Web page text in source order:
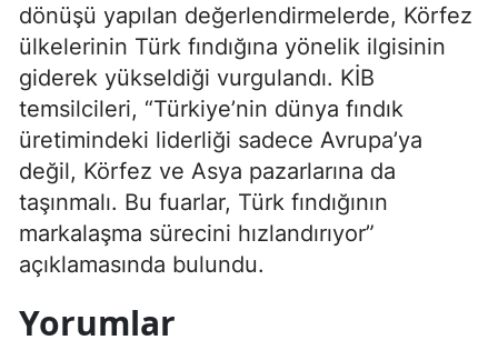
dönüşü yapılan değerlendirmelerde, Körfez
ülkelerinin Türk fındığına yönelik ilgisinin
giderek yükseldiği vurgulandı. KİB
temsilcileri, “Türkiye’nin dünya fındık
üretimindeki liderliği sadece Avrupa’ya
değil, Körfez ve Asya pazarlarına da
taşınmalı. Bu fuarlar, Türk fındığının
markalaşma sürecini hızlandırıyor”
açıklamasında bulundu.
Yorumlar